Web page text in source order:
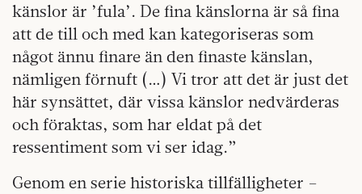
känslor är ’fula’. De fina känslorna är så fina
att de till och med kan kategoriseras som
något ännu finare än den finaste känslan,
nämligen förnuft (…) Vi tror att det är just det
här synsättet, där vissa känslor nedvärderas
och föraktas, som har eldat på det
ressentiment som vi ser idag.”
Genom en serie historiska tillfälligheter –